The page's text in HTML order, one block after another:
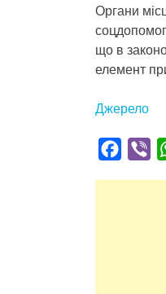
Органи
що в
елемент
Джерело